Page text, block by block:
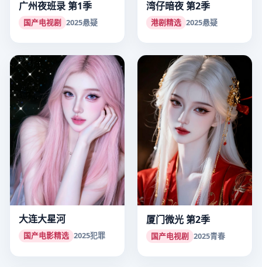
广州夜班录 第1季
国产电视剧 2025悬疑
湾仔暗夜 第2季
港剧精选 2025悬疑
大连大星河
国产电影精选 2025犯罪
厦门微光 第2季
国产电视剧 2025青春